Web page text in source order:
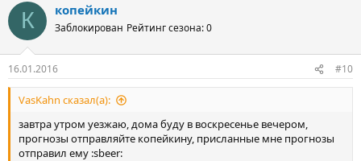
К копейкин
Заблокирован Рейтинг сезона: 0
16.01.2016 #10
VasKahn сказал(а):
завтра утром уезжаю, дома буду в воскресенье вечером,
прогнозы отправляйте копейкину, присланные мне прогнозы
отправил ему :sbeer: